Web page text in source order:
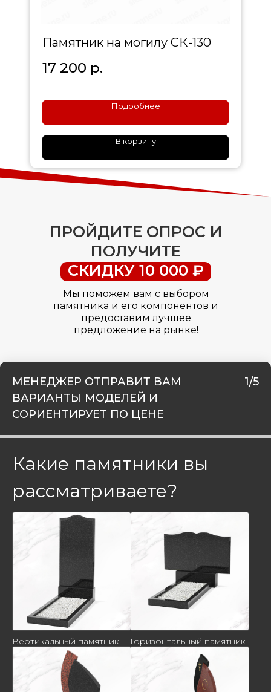
Памятник на могилу СК-130
17 200 р.
Подробнее
В корзину
ПРОЙДИТЕ ОПРОС И
ПОЛУЧИТЕ
СКИДКУ 10 000 ₽
Мы поможем вам с выбором
памятника и его компонентов и
предоставим лучшее
предложение на рынке!
МЕНЕДЖЕР ОТПРАВИТ ВАМ
ВАРИАНТЫ МОДЕЛЕЙ И
СОРИЕНТИРУЕТ ПО ЦЕНЕ
1/5
Какие памятники вы
рассматриваете?
Вертикальный памятник Горизонтальный памятник